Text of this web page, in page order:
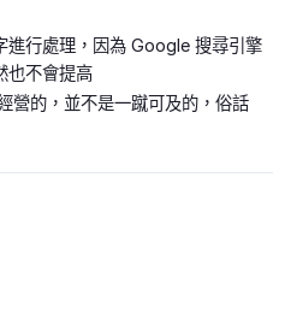
進行處理，因為 Google 搜尋引擎
也不會提高
營的，並不是一蹴可及的，俗話